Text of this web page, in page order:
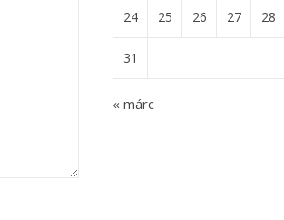
24 25 26 27 28
31
« márc